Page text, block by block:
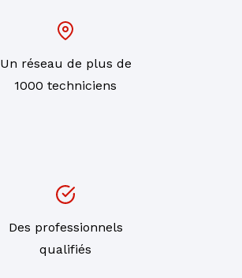
Un réseau de plus de
1000 techniciens
Des professionnels
qualifiés